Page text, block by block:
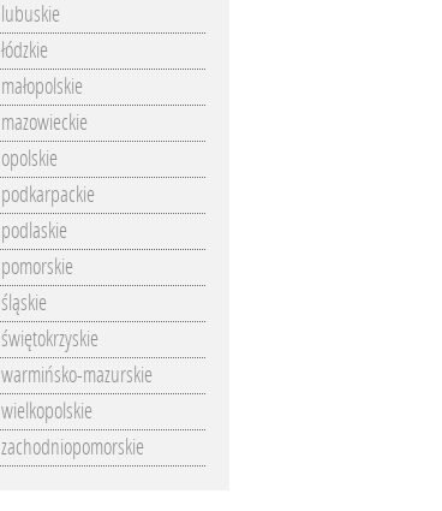
lubuskie
łódzkie
małopolskie
mazowieckie
opolskie
podkarpackie
podlaskie
pomorskie
śląskie
świętokrzyskie
warmińsko-mazurskie
wielkopolskie
zachodniopomorskie